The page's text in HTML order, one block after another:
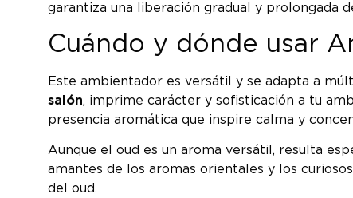
garantiza una liberación gradual y prolongada
Cuándo y dónde usar
Este ambientador es versátil y se adapta a
salón, imprime carácter y sofisticación a tu
presencia aromática que inspire calma y
Aunque el oud es un aroma versátil, resulta
amantes de los aromas orientales y los
del oud.